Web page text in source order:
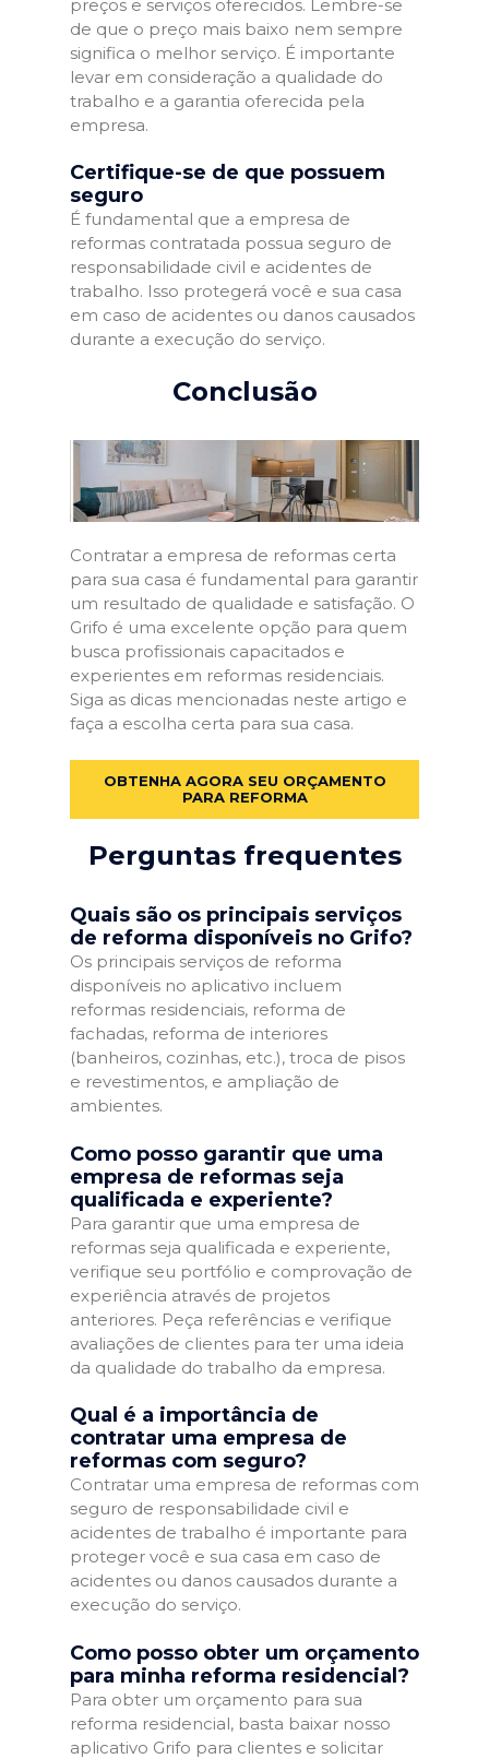
preços e serviços oferecidos. Lembre-se
de que o preço mais baixo nem sempre
significa o melhor serviço. É importante
levar em consideração a qualidade do
trabalho e a garantia oferecida pela
empresa.
Certifique-se de que possuem
seguro
É fundamental que a empresa de
reformas contratada possua seguro de
responsabilidade civil e acidentes de
trabalho. Isso protegerá você e sua casa
em caso de acidentes ou danos causados
durante a execução do serviço.
Conclusão
Contratar a empresa de reformas certa
para sua casa é fundamental para garantir
um resultado de qualidade e satisfação. O
Grifo é uma excelente opção para quem
busca profissionais capacitados e
experientes em reformas residenciais.
Siga as dicas mencionadas neste artigo e
faça a escolha certa para sua casa.
OBTENHA AGORA SEU ORÇAMENTO
PARA REFORMA
Perguntas frequentes
Quais são os principais serviços
de reforma disponíveis no Grifo?
Os principais serviços de reforma
disponíveis no aplicativo incluem
reformas residenciais, reforma de
fachadas, reforma de interiores
(banheiros, cozinhas, etc.), troca de pisos
e revestimentos, e ampliação de
ambientes.
Como posso garantir que uma
empresa de reformas seja
qualificada e experiente?
Para garantir que uma empresa de
reformas seja qualificada e experiente,
verifique seu portfólio e comprovação de
experiência através de projetos
anteriores. Peça referências e verifique
avaliações de clientes para ter uma ideia
da qualidade do trabalho da empresa.
Qual é a importância de
contratar uma empresa de
reformas com seguro?
Contratar uma empresa de reformas com
seguro de responsabilidade civil e
acidentes de trabalho é importante para
proteger você e sua casa em caso de
acidentes ou danos causados durante a
execução do serviço.
Como posso obter um orçamento
para minha reforma residencial?
Para obter um orçamento para sua
reforma residencial, basta baixar nosso
aplicativo Grifo para clientes e solicitar